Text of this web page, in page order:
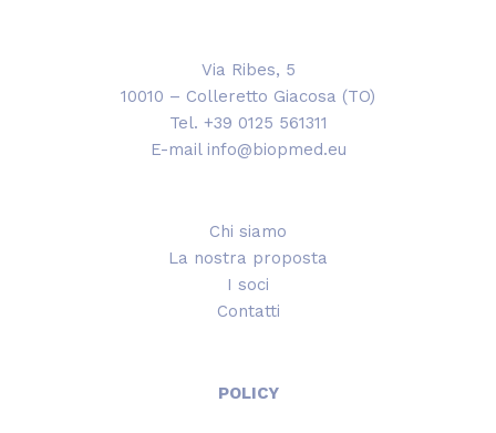
Via Ribes, 5
10010 – Colleretto Giacosa (TO)
Tel. +39 0125 561311
E-mail info@biopmed.eu
Chi siamo
La nostra proposta
I soci
Contatti
POLICY